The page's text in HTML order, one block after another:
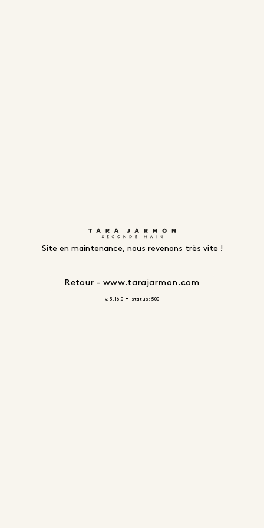
Site en maintenance, nous revenons très vite !
Retour - www.tarajarmon.com
v. 3.16.0 - status: 500